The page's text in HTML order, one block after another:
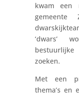
kwam een
‘dwars’
zoeken.
Met een
thema’s en